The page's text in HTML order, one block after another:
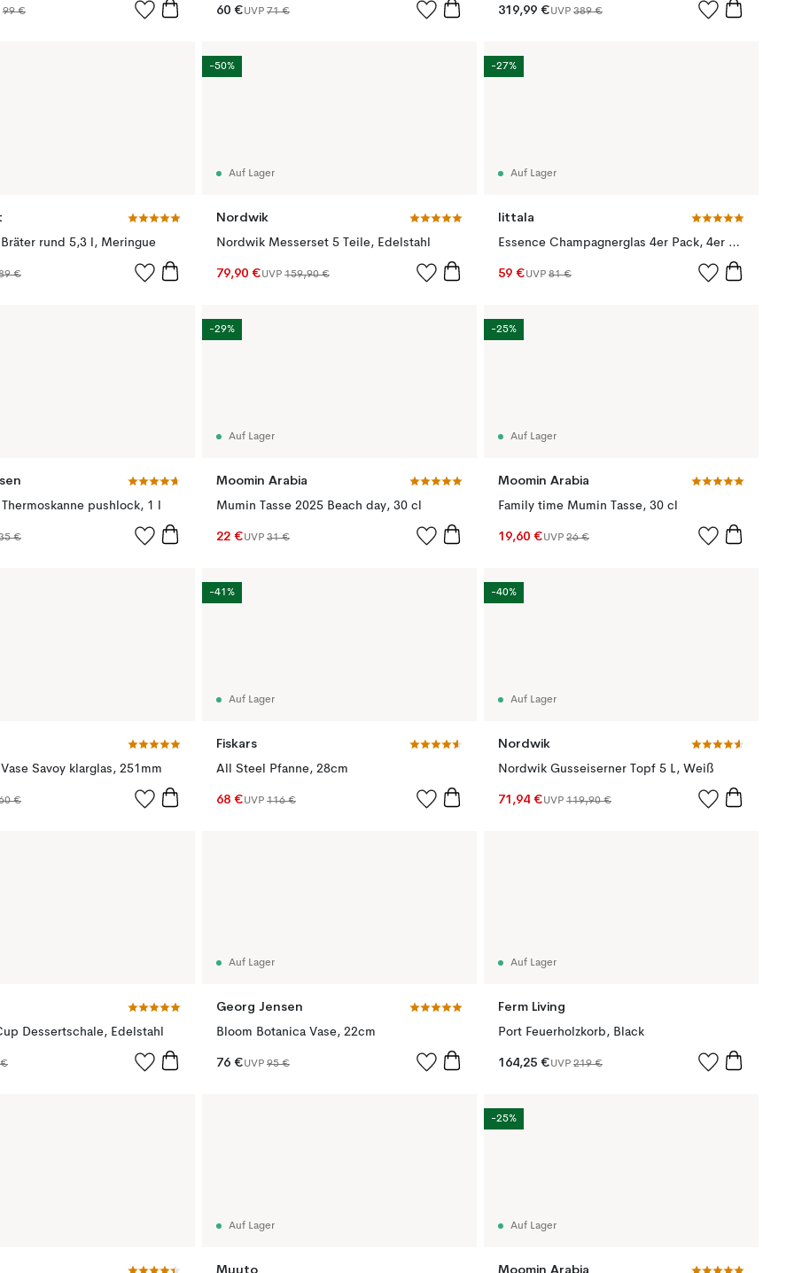
99 € 60 €UVP 71 € 319,99 €UVP 389 €
rund 5,3 l, Meringue
€
Auf Lager
Nordwik
Nordwik Messerset 5 Teile, Edelstahl
79,90 €UVP 159,90 €
-50%
Auf Lager
Iittala
Essence Champagnerglas 4er Pack, 4er Pack 21cl
59 €UVP 81 €
-27%
pushlock, 1 l
€
Auf Lager
Moomin Arabia
Mumin Tasse 2025 Beach day, 30 cl
22 €UVP 31 €
-29%
Auf Lager
Moomin Arabia
Family time Mumin Tasse, 30 cl
19,60 €UVP 26 €
-25%
Savoy klarglas, 251mm
€
Auf Lager
Fiskars
All Steel Pfanne, 28cm
68 €UVP 116 €
-41%
Auf Lager
Nordwik
Nordwik Gusseiserner Topf 5 L, Weiß
71,94 €UVP 119,90 €
-40%
Dessertschale, Edelstahl
Auf Lager
Georg Jensen
Bloom Botanica Vase, 22cm
76 €UVP 95 €
Auf Lager
Ferm Living
Port Feuerholzkorb, Black
164,25 €UVP 219 €
Auf Lager
Muuto
Auf Lager
Moomin Arabia
-25%